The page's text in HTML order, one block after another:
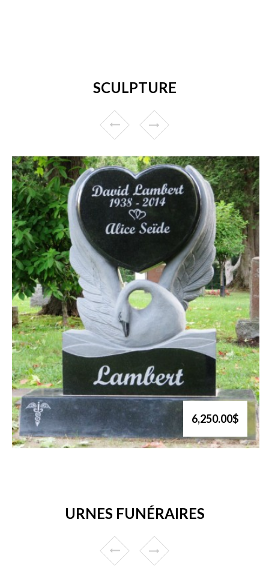
SCULPTURE
6,250.00$
URNES FUNÉRAIRES